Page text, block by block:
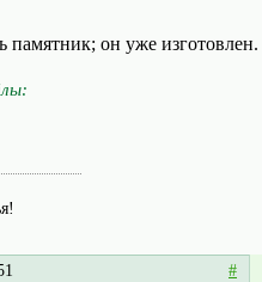
памятник; он уже изготовлен.
#